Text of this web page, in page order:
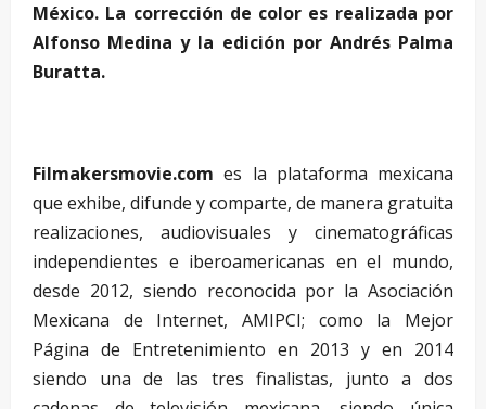
México. La corrección de color es realizada por
Alfonso Medina y la edición por Andrés Palma
Buratta.
Filmakersmovie.com es la plataforma mexicana
que exhibe, difunde y comparte, de manera gratuita
realizaciones, audiovisuales y cinematográficas
independientes e iberoamericanas en el mundo,
desde 2012, siendo reconocida por la Asociación
Mexicana de Internet, AMIPCI; como la Mejor
Página de Entretenimiento en 2013 y en 2014
siendo una de las tres finalistas, junto a dos